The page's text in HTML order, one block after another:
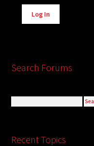
Alternative:
Log In
Search Forums
Recent Topics